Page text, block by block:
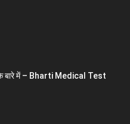
के बारे में – Bharti Medical Test